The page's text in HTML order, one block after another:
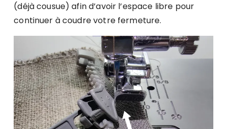
(déjà cousue) afin d’avoir l’espace libre pour
continuer à coudre votre fermeture.